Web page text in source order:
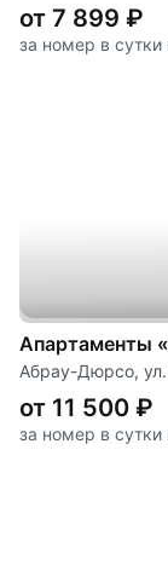
от 7 899 ₽
за номер в сутки
Апартаменты
Абрау-Дюрсо,
от 11 500 ₽
за номер в сутки